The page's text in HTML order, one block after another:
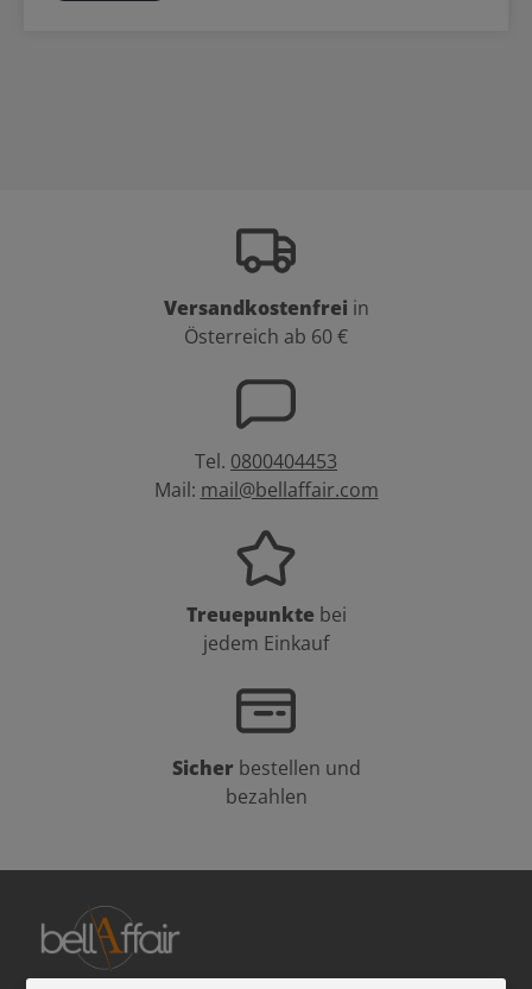
Versandkostenfrei in
Österreich ab 60 €
Tel. 0800404453
Mail: mail@bellaffair.com
Treuepunkte bei
jedem Einkauf
Sicher bestellen und
bezahlen